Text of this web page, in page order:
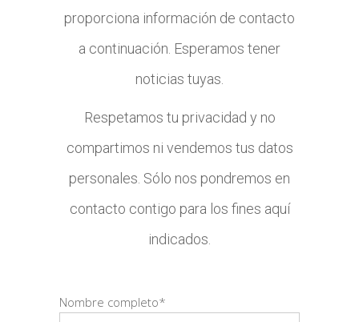
proporciona información de contacto
a continuación. Esperamos tener
noticias tuyas.
Respetamos tu privacidad y no
compartimos ni vendemos tus datos
personales. Sólo nos pondremos en
contacto contigo para los fines aquí
indicados.
Nombre completo*